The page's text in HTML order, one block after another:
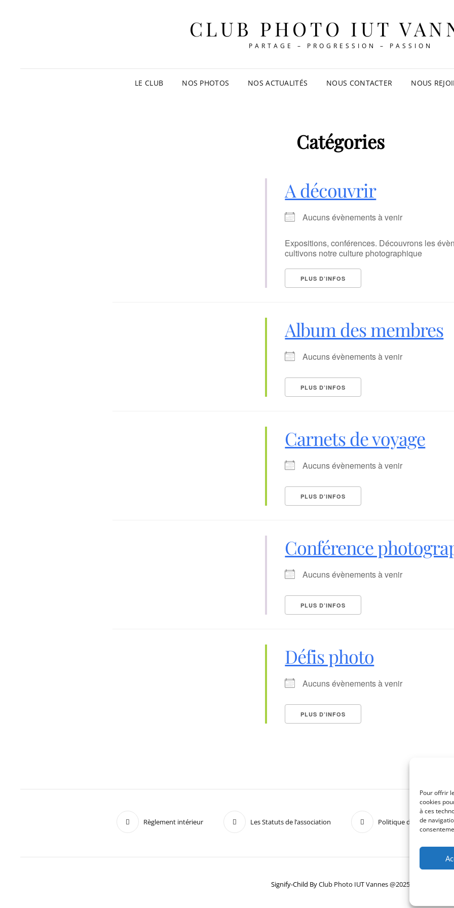
Pour offrir
cookies
à ces
de
CLUB PHOTO IUT
PARTAGE – PROGRESSION – PASSION
LE CLUB NOS PHOTOS NOS ACTUALITÉS NOUS CONTACTER NOUS
Catégories
A découvrir
Aucuns évènements à venir
Expositions, conférences. Découvrons les
cultivons notre culture photographique
PLUS D’INFOS
Album des membres
Aucuns évènements à venir
PLUS D’INFOS
Carnets de voyage
Aucuns évènements à venir
PLUS D’INFOS
Conférence
Aucuns évènements à venir
PLUS D’INFOS
Défis photo
Aucuns évènements à venir
PLUS D’INFOS
Règlement intérieur Les Statuts de l’association Politique de
Signify-Child ByClub Photo IUT Vannes @2025